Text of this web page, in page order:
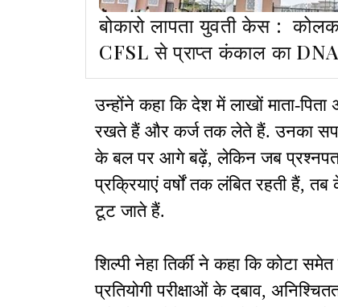
बोकारो लापता युवती केस :
CFSL से प्राप्त कंकाल का DNA
रिपोर्ट हाईकोर्ट ने अनुसंधानकर्ता
सौंपी
उन्होंने कहा कि देश में लाखों माता-
रखते हैं और कर्ज तक लेते हैं. उनका
के बल पर आगे बढ़ें, लेकिन जब प्रश्नपत्र
प्रक्रियाएं वर्षों तक लंबित रहती हैं,
टूट जाते हैं.
शिल्पी नेहा तिर्की ने कहा कि कोटा
प्रतियोगी परीक्षाओं के दबाव,